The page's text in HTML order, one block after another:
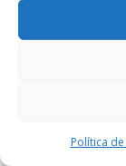
Política
Politica de